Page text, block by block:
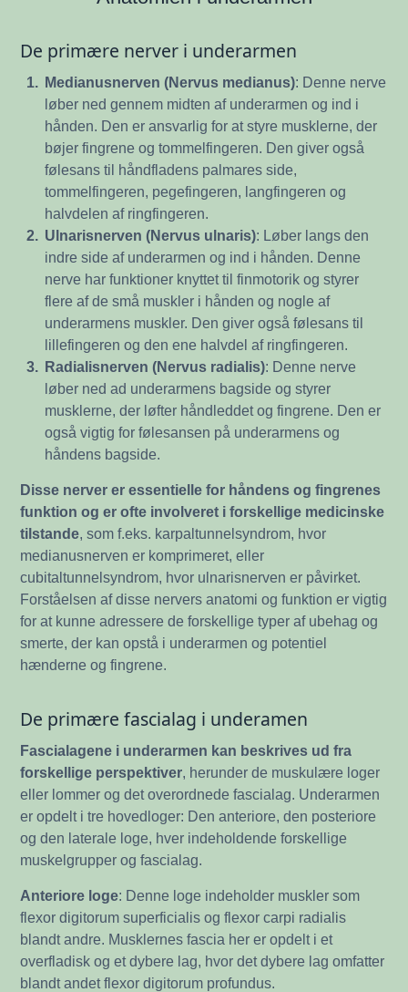
De primære nerver i underarmen
1. Medianusnerven (Nervus medianus): Denne nerve
løber ned gennem midten af underarmen og ind i
hånden. Den er ansvarlig for at styre musklerne, der
bøjer fingrene og tommelfingeren. Den giver også
følesans til håndfladens palmares side,
tommelfingeren, pegefingeren, langfingeren og
halvdelen af ringfingeren.
2. Ulnarisnerven (Nervus ulnaris): Løber langs den
indre side af underarmen og ind i hånden. Denne
nerve har funktioner knyttet til finmotorik og styrer
flere af de små muskler i hånden og nogle af
underarmens muskler. Den giver også følesans til
lillefingeren og den ene halvdel af ringfingeren.
3. Radialisnerven (Nervus radialis): Denne nerve
løber ned ad underarmens bagside og styrer
musklerne, der løfter håndleddet og fingrene. Den er
også vigtig for følesansen på underarmens og
håndens bagside.
Disse nerver er essentielle for håndens og fingrenes
funktion og er ofte involveret i forskellige medicinske
tilstande, som f.eks. karpaltunnelsyndrom, hvor
medianusnerven er komprimeret, eller
cubitaltunnelsyndrom, hvor ulnarisnerven er påvirket.
Forståelsen af disse nervers anatomi og funktion er vigtig
for at kunne adressere de forskellige typer af ubehag og
smerte, der kan opstå i underarmen og potentiel
hænderne og fingrene.
De primære fascialag i underamen
Fascialagene i underarmen kan beskrives ud fra
forskellige perspektiver , herunder de muskulære loger
eller lommer og det overordnede fascialag. Underarmen
er opdelt i tre hovedloger: Den anteriore, den posteriore
og den laterale loge, hver indeholdende forskellige
muskelgrupper og fascialag.
Anteriore loge: Denne loge indeholder muskler som
flexor digitorum superficialis og flexor carpi radialis
blandt andre. Musklernes fascia her er opdelt i et
overfladisk og et dybere lag, hvor det dybere lag omfatter
blandt andet flexor digitorum profundus.